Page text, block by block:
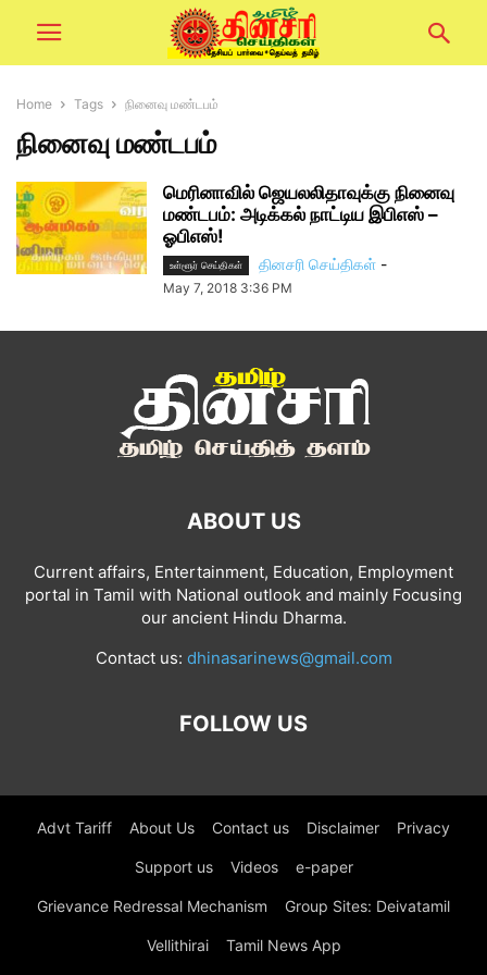
Home Tags நினைவு மண்டபம்
நினைவு மண்டபம்
மெரினாவில் ஜெயலலிதாவுக்கு நினைவு
மண்டபம்: அடிக்கல் நாட்டிய இபிஎஸ் –
ஓபிஎஸ்!
உள்ளூர் செய்திகள் தினசரி செய்திகள் -
May 7, 2018 3:36 PM
ABOUT US
Current affairs, Entertainment, Education, Employment
portal in Tamil with National outlook and mainly Focusing
our ancient Hindu Dharma.
Contact us: dhinasarinews@gmail.com
FOLLOW US
Advt Tariff About Us Contact us Disclaimer Privacy
Support us Videos e-paper
Grievance Redressal Mechanism Group Sites: Deivatamil
Vellithirai Tamil News App